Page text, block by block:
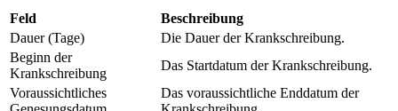
Feld
Beschreibung
Dauer (Tage)
Die Dauer der Krankschreibung.
Beginn der
Krankschreibung
Das Startdatum der Krankschreibung.
Voraussichtliches
Das voraussichtliche Enddatum der